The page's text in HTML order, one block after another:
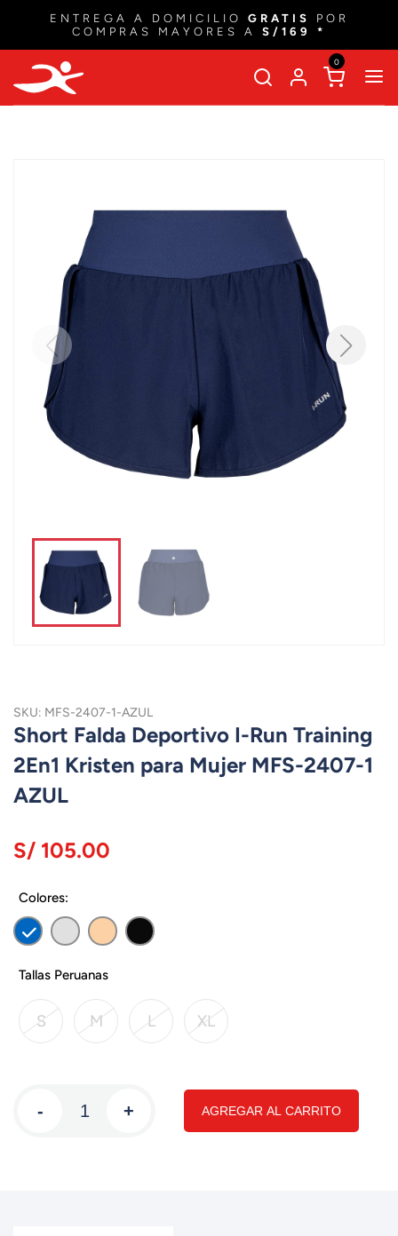
ENTREGA A DOMICILIO GRATIS
POR
COMPRAS MAYORES A S/169 *
0
SKU: MFS-2407-1-AZUL
Short Falda Deportivo I-Run Training
2En1 Kristen para Mujer MFS-2407-1
AZUL
S/ 105.00
Colores:
Tallas Peruanas
S M L XL
- + AGREGAR AL CARRITO